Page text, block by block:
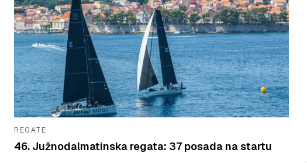
REGATE
46. Južnodalmatinska regata: 37 posada na startu